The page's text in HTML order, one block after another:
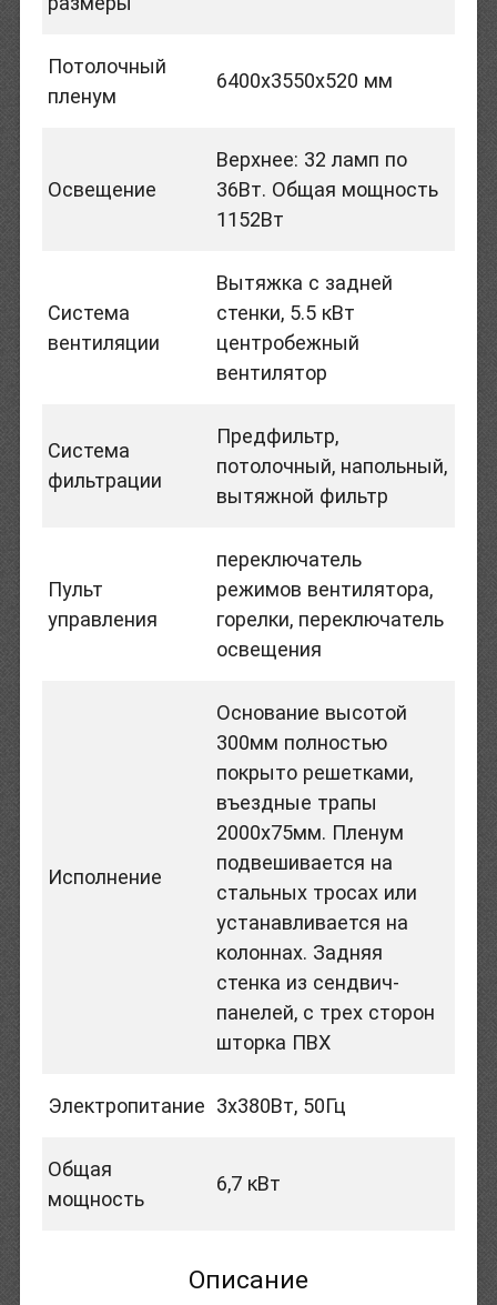
Потолочный
пленум
6400х3550х520 мм
Освещение
Верхнее: 32 ламп по
36Вт. Общая мощность
1152Вт
Система
вентиляции
Вытяжка с задней
стенки, 5.5 кВт
центробежный
вентилятор
Система
фильтрации
Предфильтр,
потолочный, напольный,
вытяжной фильтр
Пульт
управления
переключатель
режимов вентилятора,
горелки, переключатель
освещения
Исполнение
Основание высотой
300мм полностью
покрыто решетками,
въездные трапы
2000х75мм. Пленум
подвешивается на
стальных тросах или
устанавливается на
колоннах. Задняя
стенка из сендвич-
панелей, с трех сторон
шторка ПВХ
Электропитание 3х380Вт, 50Гц
Общая
мощность
6,7 кВт
Описание